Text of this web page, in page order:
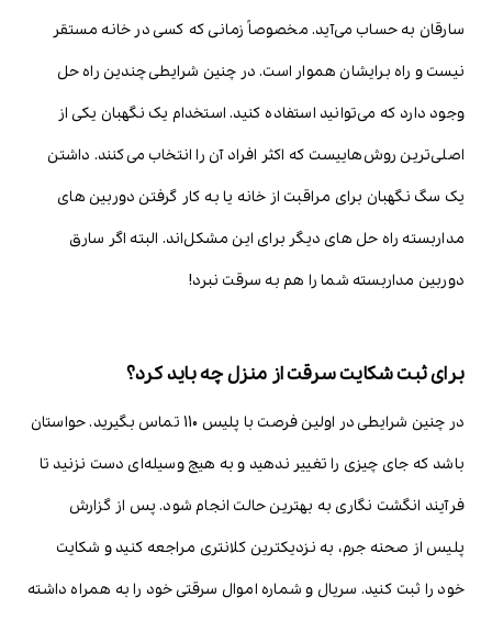
سارقان به حساب می‌آید. مخصوصاً زمانی که کسی در خانه مستقر
نیست و راه برایشان هموار است. در چنین شرایطی چندین راه حل
وجود دارد که می‌توانید استفاده کنید. استخدام یک نگهبان یکی از
اصلی‌ترین روش‌هاییست که اکثر افراد آن را انتخاب می‌کنند. داشتن
یک سگ نگهبان برای مراقبت از خانه یا به کار گرفتن دوربین های
مداربسته راه حل های دیگر برای این مشکل‌اند. البته اگر سارق
دوربین مداربسته شما را هم به سرقت نبرد!
برای ثبت شکایت سرقت از منزل چه باید کرد؟
در چنین شرایطی در اولین فرصت با پلیس 110 تماس بگیرید. حواستان
باشد که جای چیزی را تغییر ندهید و به هیچ وسیله‌ای دست نزنید تا
فرآیند انگشت نگاری به بهترین حالت انجام شود. پس از گزارش
پلیس از صحنه جرم، به نزدیکترین کلانتری مراجعه کنید و شکایت
خود را ثبت کنید. سریال و شماره اموال سرقتی خود را به همراه داشته